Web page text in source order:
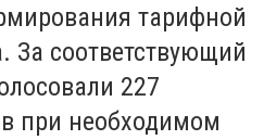
тарифной
За соответствующий
227
при необходимом